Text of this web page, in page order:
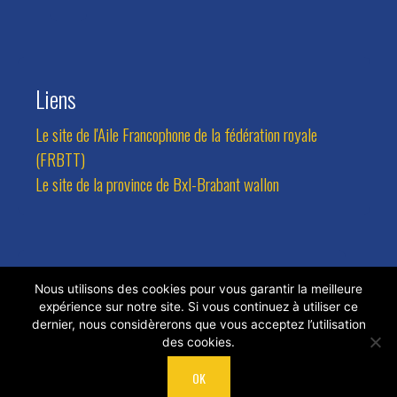
Liens
Le site de l'Aile Francophone de la fédération royale
(FRBTT)
Le site de la province de Bxl-Brabant wallon
Contact
Adresse:Avenue des Combattants 94, 1470 Bousval
Nous utilisons des cookies pour vous garantir la meilleure
expérience sur notre site. Si vous continuez à utiliser ce
dernier, nous considèrerons que vous acceptez l’utilisation
des cookies.
OK